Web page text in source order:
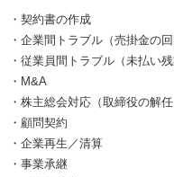
・契約書の作成
・企業間トラブル（売掛金の回
・従業員間トラブル（未払い
・M&A
・株主総会対応（取締役の解任
・顧問契約
・企業再生／清算
・事業承継